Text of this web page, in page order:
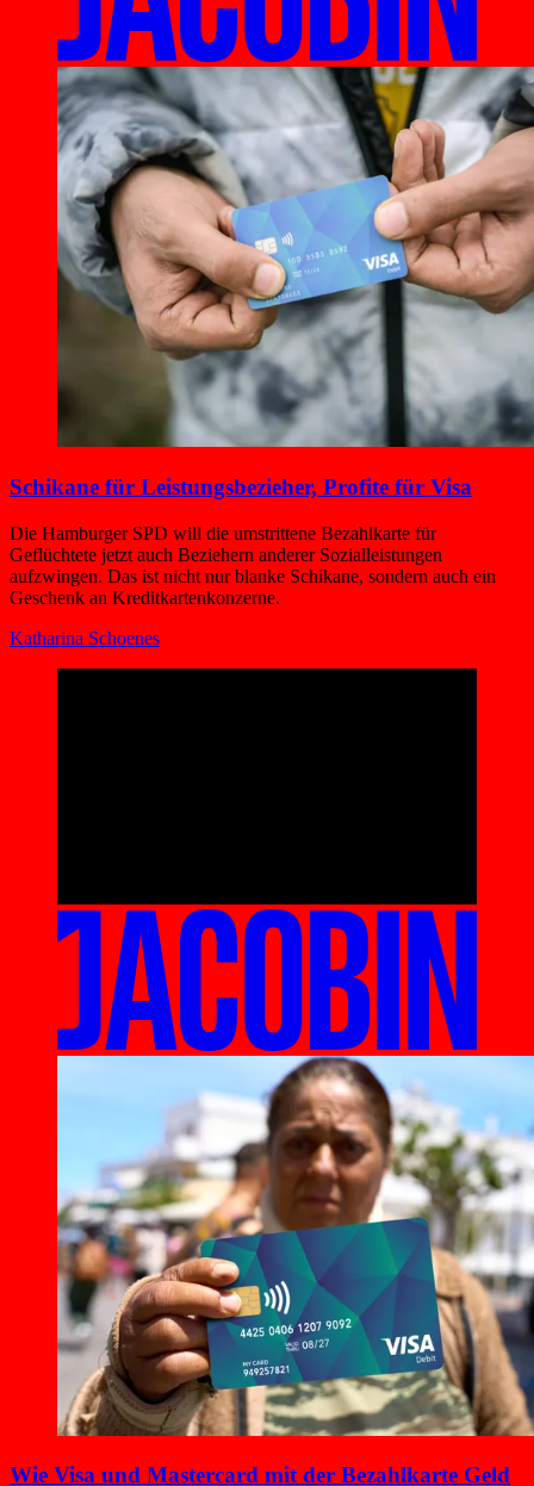
Schikane für Leistungsbezieher, Profite für Visa
Die Hamburger SPD will die umstrittene Bezahlkarte für
Geflüchtete jetzt auch Beziehern anderer Sozialleistungen
aufzwingen. Das ist nicht nur blanke Schikane, sondern auch ein
Geschenk an Kreditkartenkonzerne.
Katharina Schoenes
Wie Visa und Mastercard mit der Bezahlkarte Geld